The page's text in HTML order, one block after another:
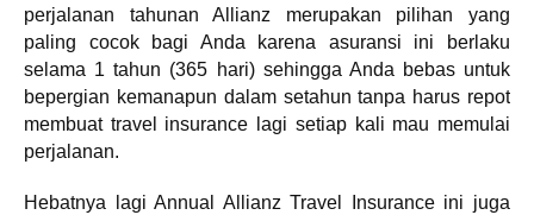
perjalanan tahunan Allianz merupakan pilihan yang
paling cocok bagi Anda karena asuransi ini berlaku
selama 1 tahun (365 hari) sehingga Anda bebas untuk
bepergian kemanapun dalam setahun tanpa harus repot
membuat travel insurance lagi setiap kali mau memulai
perjalanan.
Hebatnya lagi Annual Allianz Travel Insurance ini juga